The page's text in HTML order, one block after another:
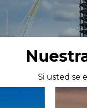
Si usted se